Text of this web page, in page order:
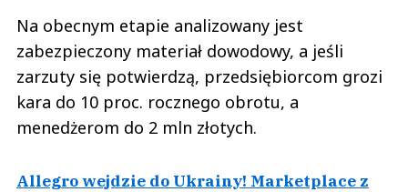
Na obecnym etapie analizowany jest
zabezpieczony materiał dowodowy, a jeśli
zarzuty się potwierdzą, przedsiębiorcom grozi
kara do 10 proc. rocznego obrotu, a
menedżerom do 2 mln złotych.
Allegro wejdzie do Ukrainy! Marketplace z